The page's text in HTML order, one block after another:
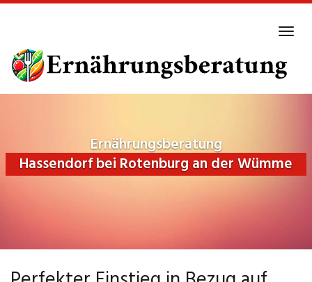
main
content
Ernährungsberatung
Hassendorf bei Rotenburg an der Wümme